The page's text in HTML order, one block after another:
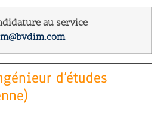
au service
d’études